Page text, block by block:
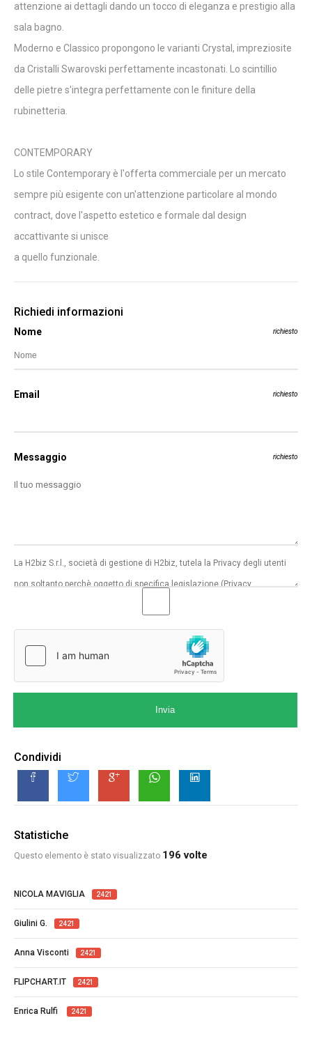
attenzione ai dettagli dando un tocco di eleganza e prestigio alla
sala bagno.
Moderno e Classico propongono le varianti Crystal, impreziosite
da Cristalli Swarovski perfettamente incastonati. Lo scintillio
delle pietre s'integra perfettamente con le finiture della
rubinetteria.
CONTEMPORARY
Lo stile Contemporary è l'offerta commerciale per un mercato
sempre più esigente con un'attenzione particolare al mondo
contract, dove l'aspetto estetico e formale dal design
accattivante si unisce
a quello funzionale.
Richiedi informazioni
Nome richiesto
Email richiesto
Messaggio richiesto
Invia
Condividi
Statistiche
Questo elemento è stato visualizzato 196 volte
NICOLA MAVIGLIA 2421
Giulini G. 2421
Anna Visconti 2421
FLIPCHART.IT 2421
Enrica Rulfi 2421